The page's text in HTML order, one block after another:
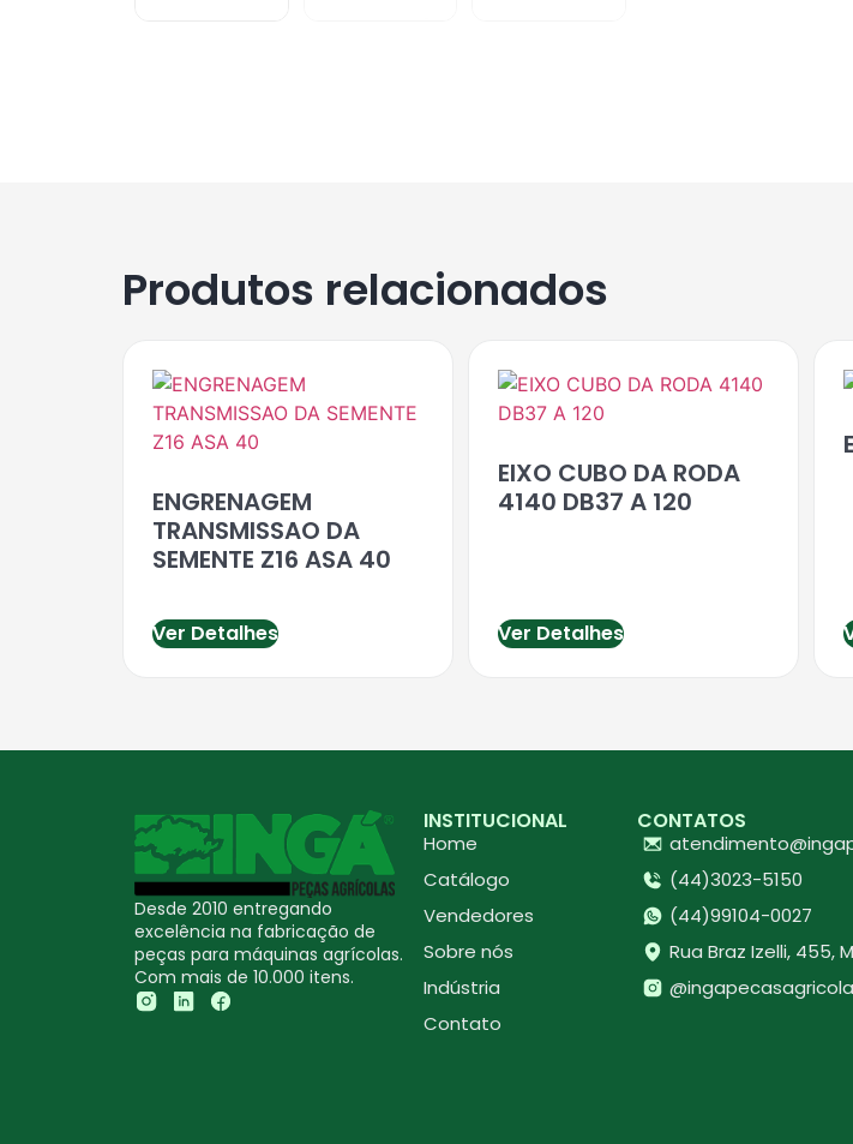
Produtos relacionados
ENGRENAGEM
TRANSMISSAO DA
SEMENTE Z16 ASA 40
Ver Detalhes
EIXO CUBO DA RODA
4140 DB37 A 120
Ver Detalhes
Desde 2010 entregando
excelência na fabricação de
peças para máquinas agrícolas.
Com mais de 10.000 itens.
INSTITUCIONAL
Home
Catálogo
Vendedores
Sobre nós
Indústria
Contato
CONTATOS
(44)3023-5150
(44)99104-0027
Rua Braz Izelli, 455,